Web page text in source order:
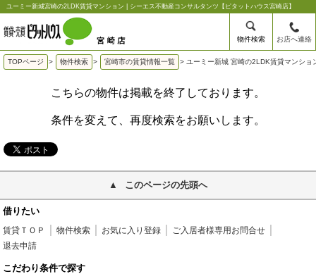
ユーミー新城宮崎の2LDK賃貸マンション | シーエス不動産コンサルタンツ【ピタットハウス宮崎店】
物件検索 お店へ連絡
TOPページ > 物件検索 > 宮崎市の賃貸情報一覧 > ユーミー新城 宮崎の2LDK賃貸マンショ
こちらの物件は掲載を終了しております。
条件を変えて、再度検索をお願いします。
このページの先頭へ
借りたい
賃貸ＴＯＰ 物件検索 お気に入り登録
ご入居者様専用お問合せ
退去申請
こだわり条件で探す